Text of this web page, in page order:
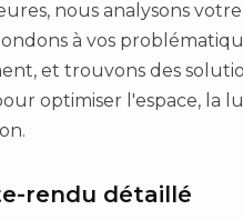
nous analysons votre
à vos
et trouvons des
optimiser l'espace, la
rendu détaillé